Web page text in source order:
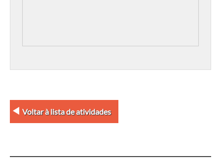
Voltar à lista de atividades